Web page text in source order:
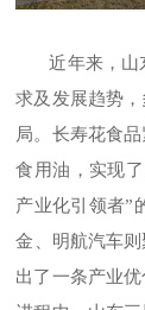
近年来，山
求及发展趋势
局。长寿花食
食用油，实现
产业化引领者”
金、明航汽车
出了一条产业